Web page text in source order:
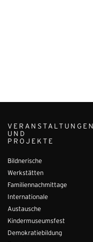
VERANSTALTUNGEN
UND
PROJEKTE
Bildnerische
Werkstätten
Familiennachmittage
Internationale
Austausche
Kindermuseumsfest
Demokratiebildung